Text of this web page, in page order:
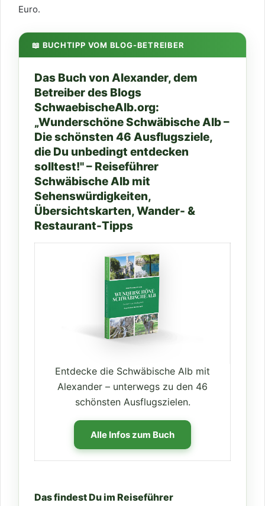
Euro.
📖 BUCHTIPP VOM BLOG-BETREIBER
Das Buch von Alexander, dem
Betreiber des Blogs
SchwaebischeAlb.org:
„Wunderschöne Schwäbische Alb –
Die schönsten 46 Ausflugsziele,
die Du unbedingt entdecken
solltest!" – Reiseführer
Schwäbische Alb mit
Sehenswürdigkeiten,
Übersichtskarten, Wander- &
Restaurant-Tipps
Entdecke die Schwäbische Alb mit
Alexander – unterwegs zu den 46
schönsten Ausflugszielen.
Alle Infos zum Buch
Das findest Du im Reiseführer